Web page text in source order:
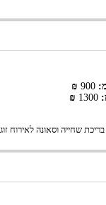
מ:900
₪
1300
₪
שחייה וסאונה לאירוח